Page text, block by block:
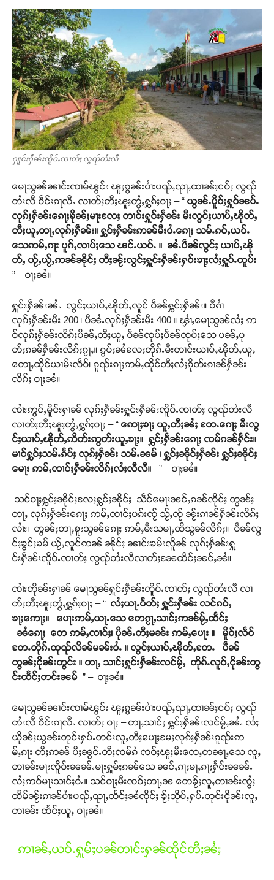
ႁူင်းႁဵၼ်းၸိူဝ်ႉၸၢတ်ႈ လွၺ်တႆးလီ
မေႃသွၼ်ၼၢင်းၸၢမ်ၽွင်း ၽူႈၵွၼ်းပၢႆးပၺ်ႇၺႃႇထၢၼ်ႈငဝ်ႈ လွၺ်
တႆးလီ ဝဵင်းၵႃလီႉ လၢတ်ႈတီႈၽူႈတွႆႇႁွၵ်ႈဝႃႈ – “ ယွၼ်ႉပိူဝ်ႈႁူဝ်ၼပ်ႉ
လုၵ်ႈႁဵၼ်းၵေႃႈၶိုၼ်ႈမႃးလႄႈ တၢင်းႁူင်းႁဵၼ်း မီးလွင်ႈယၢပ်ႇၽိုတ်ႇ
တီႈယူႇတႃႇလုၵ်ႈႁဵၼ်း။ ႁွင်ႈႁဵၼ်းဢၼ်မီးဝႆႉၵေႃႈ သမ်ႉၵဝ်ႇယဝ်ႉ
သေဢမ်ႇၵႃး ပူၵ်ႇလၢပ်ႈသေ ၽင်ႉယဝ်ႉ ။ ၼႆႉပဵၼ်လွင်ႈ ယၢပ်ႇၽို
တ်ႇ ယႂ်ႇယႂ်ႇဢၼ်ၼိုင်ႈ တီႈၼႂ်းလွင်ႈႁူင်းႁဵၼ်းႁဝ်းၶႃႈလႆႈႁူပ်ႉထူပ်း
” – ဝႃႈၼႆ။
ႁူင်းႁဵၼ်းၼႆႉ လွင်ႈယၢပ်ႇၽိုတ်ႇလူင် ပဵၼ်ႁွင်ႈႁဵၼ်း။ ပီၵၢႆ
လုၵ်ႈႁဵၼ်းမီး 200 ၊ ပီၼႆႉလုၵ်ႈႁဵၼ်းမီး 400 ။ ၾၢႆႇမေႃသွၼ်လႆႈ ဢ
ဝ်လုၵ်ႈႁဵၼ်းလႅၵ်ႈပိၼ်ႇတီႈယူႇ ပဵၼ်ၸုပ်ႈပဵၼ်ၸုပ်ႈသေ ပၼ်ႇပု
တ်ႈၵၼ်ႁဵၼ်းလိၵ်ႈၵႂႃႇ။ ၵွပ်ႈၼႆလႄႈတိုၵ်ႉမီးတၢင်းယၢပ်ႇၽိုတ်ႇယူႇ
တေႃႇထိုင်ယၢမ်းလဵဝ်၊ ၵူၺ်းၵႃႈဢမ်ႇထိုင်တီႈလႆႈၵိုတ်းၵၢၼ်ႁဵၼ်း
လိၵ်ႈ ဝႃႈၼႆ။
ၸၢႆးဢွင်ႇမိူင်းႁၢၼ် လုၵ်ႈႁဵၼ်းႁူင်းႁဵၼ်းၸိူဝ်ႉၸၢတ်ႈ လွၺ်တႆးလီ
လၢတ်ႈတီႈၽူႈတွႆႇႁွၵ်ႈဝႃႈ – “ ဢေႃႈၶႃႈ ယူႇတီႈၼႆႈ တႄႉၵေႃႈ မီးလွ
င်ႈယၢပ်ႇၽိုတ်ႇဢိတ်းဢွတ်းယူႇၶႃႈ။ ႁွင်ႈႁဵၼ်းၵေႃႈ ၸမ်ၵၼ်ႁႅင်း။
မၢင်ႁွင်ႈသမ်ႉၵႅပ်ႈ လုၵ်ႈႁဵၼ်း သမ်ႉၼမ် ၊ ႁွင်ႈၼိုင်ႈႁဵၼ်း ႁွင်ႈၼိုင်ႈ
မေႃး ဢမ်ႇၸၢင်ႈႁဵၼ်းလိၵ်ႈလႆႈလီလီ။
” – ဝႃႈၼႆ။
သင်ဝႃႈႁွင်ႈၼိုင်ႈလႄႈႁွင်ႈၼိုင်ႈ သဵင်မေႃးၼင်ႇၵၼ်ၸိုင်ႈ တွၼ်ႈ
တႃႇ လုၵ်ႈႁဵၼ်းၵေႃႈ ဢမ်ႇၸၢင်ႈပၵ်းၸႂ် သႂ်ႇၸႂ် ၼႂ်းၵၢၼ်ႁဵၼ်းလိၵ်ႈ
လၢႆး၊ တွၼ်ႈတႃႇၶူးသွၼ်ၵေႃႈ ဢမ်ႇမီးသမႃႇထိသွၼ်လိၵ်ႈ။ ပဵၼ်လွ
င်ႈၶွင်ႈၶမ် ယႂ်ႇလူင်ဢၼ် ၼိုင်ႈ ၼၢင်းၶမ်းလိူၼ် လုၵ်ႈႁဵၼ်းႁူ
င်းႁဵၼ်းၸိူဝ်ႉၸၢတ်ႈ လွၺ်တႆးလီလၢတ်ႈၼႄထႅင်ႈၼင်ႇၼႆ။
ၸၢႆးတိုၼ်းႁၢၼ် မေႃသွၼ်ႁူင်းႁဵၼ်းၸိူဝ်ႉၸၢတ်ႈ လွၺ်တႆးလီ လၢ
တ်ႈတီႈၽူႈတွႆႇႁွၵ်ႈဝႃႈ – “ လႆႈယႃႉပႅတ်ႈ ႁူင်းႁဵၼ်း လင်ၵဝ်ႇ
ၶႃႈဢေႃႈ။ ပေႃးဢမ်ႇယႃႉသေ တေၵႂႃႇသၢင်ႈဢၼ်မႂ်ႇထႅင်ႈ
ၼႆၵေႃႈ တေ ဢမ်ႇၸၢင်ႈ၊ ပိုၼ်ႉတီႈမၼ်း ဢမ်ႇပေႃး ။ မိူဝ်ႈလဵဝ်
တႄႉတိုၵ်ႉထုၺ်လိၼ်မၼ်းဝႆႉ ။ လွင်ႈယၢပ်ႇၽိုတ်ႇတႄႉ ပဵၼ်
တွၼ်ႈငိုၼ်းတွင်း ။ တႃႇ သၢင်ႈႁူင်းႁဵၼ်းလင်မႂ်ႇ တိုၵ်ႉလူဝ်ႇငိုၼ်းတွ
င်းထႅင်ႈတင်းၼမ် ” – ဝႃႈၼႆ။
မေႃသွၼ်ၼၢင်းၸၢမ်ၽွင်း ၽူႈၵွၼ်းပၢႆးပၺ်ႇၺႃႇထၢၼ်ႈငဝ်ႈ လွၺ်
တႆးလီ ဝဵင်းၵႃလီႉ လၢတ်ႈ ဝႃႈ – တႃႇသၢင်ႈ ႁွင်ႈႁဵၼ်းလင်မႂ်ႇၼႆႉ လႆႈ
ယိုၼ်ႈယွၼ်းတုင်းႁပ်ႉတင်းလူႇတီႈပေႃႈမႄႈလုၵ်ႈႁဵၼ်းၵူၺ်းဢ
မ်ႇၵႃး တီႈဢၼ် ပီႈၼွင်ႉတီႈၸမ်ၵႆ ၸဝ်ႈၽူႈမီးၸေႇတၼႃႇသေ လူႇ
တၢၼ်းမႃးၸိူဝ်းၼၼ်ႉမႃးႁူမ်ႈၵၼ်သေ ၼင်ႇၵႃႈမႃႇၵႃႈႁႅင်းၼၼ်ႉ
လႆႈဢဝ်မႃးသၢင်ႈဝႆႉ။ သင်ဝႃႈမီးၸဝ်ႈတႃႇၼ တေၶႂ်ႈလူႇတၢၼ်းၸွႆႈ
ထႅမ်ၼႂ်းၵၢၼ်ပၢႆးပၺ်ႇၺႃႇထႅင်ႈၼႆၸိုင်ႈ ၶႂ်ႈသိုပ်ႇႁပ်ႉတုင်းငိုၼ်းလူႇ
တၢၼ်း ထႅင်ႈယူႇ ဝႃႈၼႆ။
ဢၢၼ်ႇယဝ်ႉႁူမ်ႈပၼ်တၢင်းႁၼ်ထိုင်တီႈၼႆႈ